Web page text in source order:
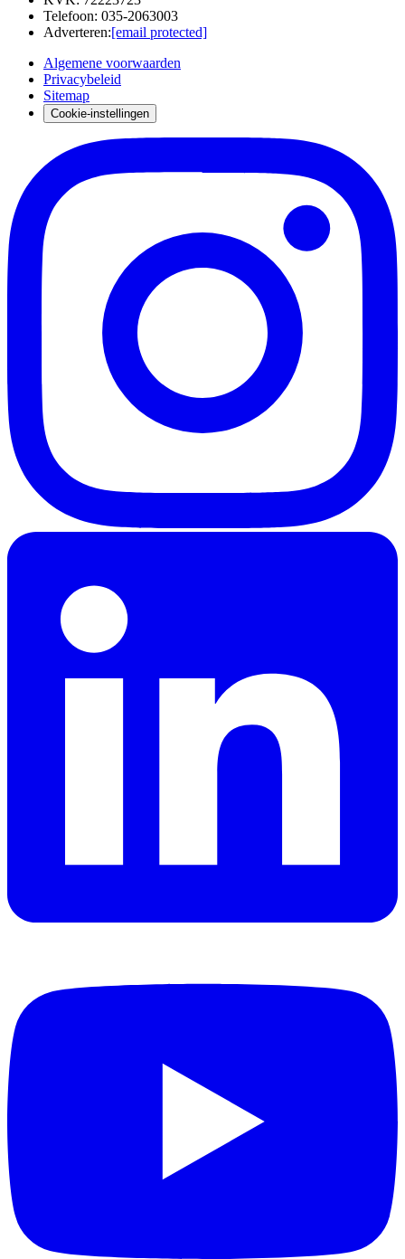
Telefoon: 035-2063003
Adverteren:[email protected]
Algemene voorwaarden
Privacybeleid
Sitemap
Cookie-instellingen